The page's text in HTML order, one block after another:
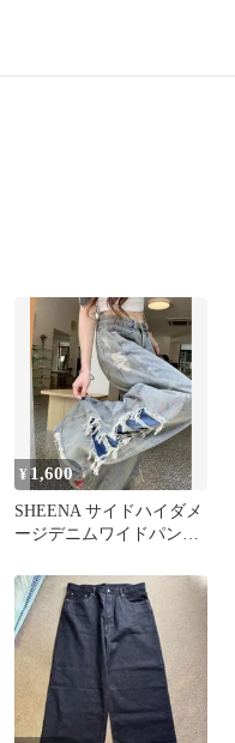
¥1,600
SHEENA サイドハイダメ
ージデニムワイドパンツ